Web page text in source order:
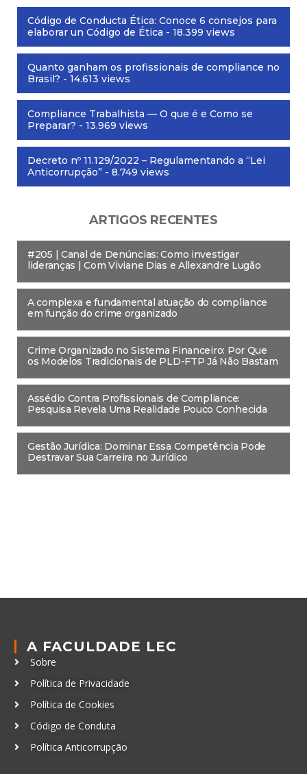
Código de Conducta Ética: Conoce 6 consejos para
elaborar un Código de Ética - 18.399 views
Quanto ganham os profissionais de compliance no
Brasil? - 14.613 views
Compliance Trabalhista — O que é e Como se
Preparar? - 13.969 views
Decreto nº 11.129/2022 – Regulamentando a “Lei
Anticorrupção” - 8.749 views
ARTIGOS RECENTES
#205 | Canal de Denúncias: Como investigar
lideranças | Com Viviane Dias e Allexandre Lugão
A complexa e fundamental atuação do compliance
em função do crime organizado
Crime Organizado no Sistema Financeiro: Por Que
os Modelos Tradicionais de PLD-FTP Já Não Bastam
Assédio Contra Profissionais de Compliance:
Pesquisa Revela Uma Realidade Pouco Conhecida
Gestão Jurídica: Dominar Essa Competência Pode
Destravar Sua Carreira no Jurídico
A FACULDADE LEC
Sobre
Política de Privacidade
Política de Cookies
Código de Conduta
Política Anticorrupção